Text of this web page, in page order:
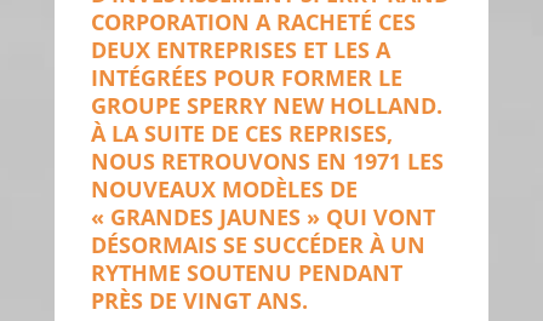
CORPORATION A RACHETÉ CES
DEUX ENTREPRISES ET LES A
INTÉGRÉES POUR FORMER LE
GROUPE SPERRY NEW HOLLAND.
À LA SUITE DE CES REPRISES,
NOUS RETROUVONS EN 1971 LES
NOUVEAUX MODÈLES DE
« GRANDES JAUNES » QUI VONT
DÉSORMAIS SE SUCCÉDER À UN
RYTHME SOUTENU PENDANT
PRÈS DE VINGT ANS.